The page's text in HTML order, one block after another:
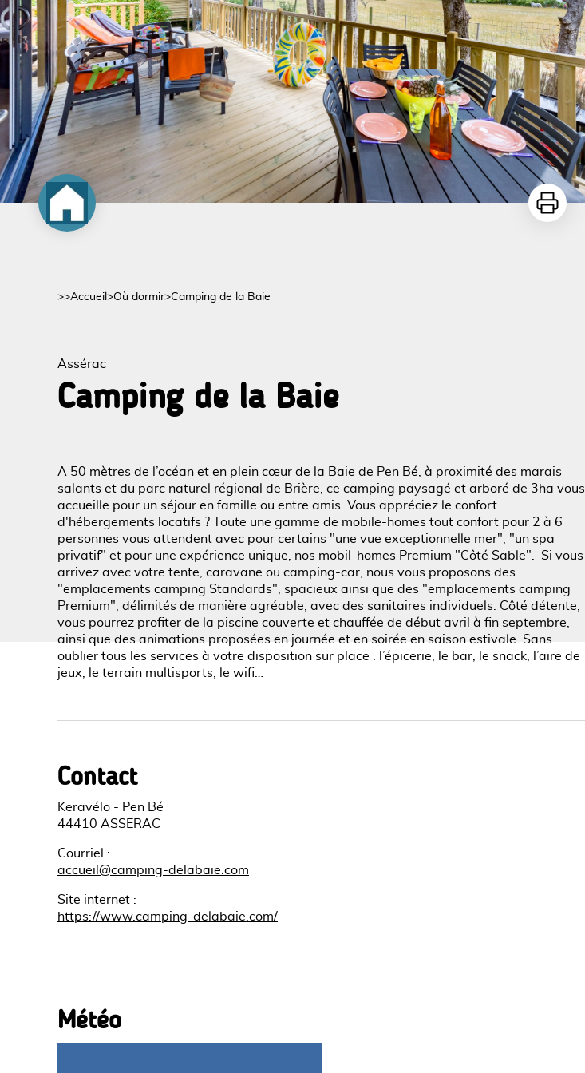
Imprimer
>>Accueil >Où dormir>Camping de la Baie
Assérac
Camping de la Baie
A 50 mètres de l’océan et en plein cœur de la Baie de Pen Bé, à proximité des marais
salants et du parc naturel régional de Brière, ce camping paysagé et arboré de 3ha vous
accueille pour un séjour en famille ou entre amis. Vous appréciez le confort
d'hébergements locatifs ? Toute une gamme de mobile-homes tout confort pour 2 à 6
personnes vous attendent avec pour certains "une vue exceptionnelle mer", "un spa
privatif" et pour une expérience unique, nos mobil-homes Premium "Côté Sable". Si vous
arrivez avec votre tente, caravane ou camping-car, nous vous proposons des
"emplacements camping Standards", spacieux ainsi que des "emplacements camping
Premium", délimités de manière agréable, avec des sanitaires individuels. Côté détente,
vous pourrez profiter de la piscine couverte et chauffée de début avril à fin septembre,
ainsi que des animations proposées en journée et en soirée en saison estivale. Sans
oublier tous les services à votre disposition sur place : l’épicerie, le bar, le snack, l’aire de
jeux, le terrain multisports, le wifi…
Contact
Keravélo - Pen Bé
44410 ASSERAC
Courriel
:
accueil@camping-delabaie.com
Site internet :
https://www.camping-delabaie.com/
Météo